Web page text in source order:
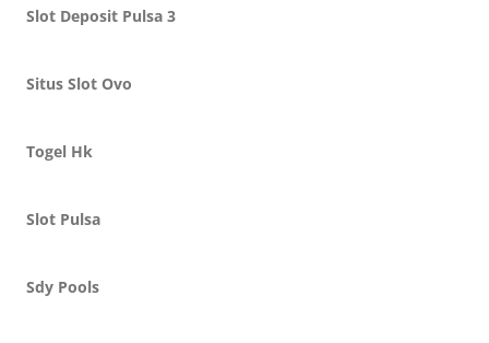
Slot Deposit Pulsa 3
Situs Slot Ovo
Togel Hk
Slot Pulsa
Sdy Pools